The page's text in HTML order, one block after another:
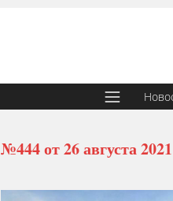
№444 от 26 августа